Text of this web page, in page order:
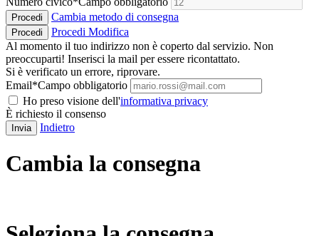
Procedi Cambia metodo di consegna
Procedi Procedi Modifica
Al momento il tuo indirizzo non è coperto dal servizio. Non
preoccuparti! Inserisci la mail per essere ricontattato.
Si è verificato un errore, riprovare.
Email*Campo obbligatorio
Ho preso visione dell'informativa privacy
È richiesto il consenso
Invia Indietro
Cambia la consegna